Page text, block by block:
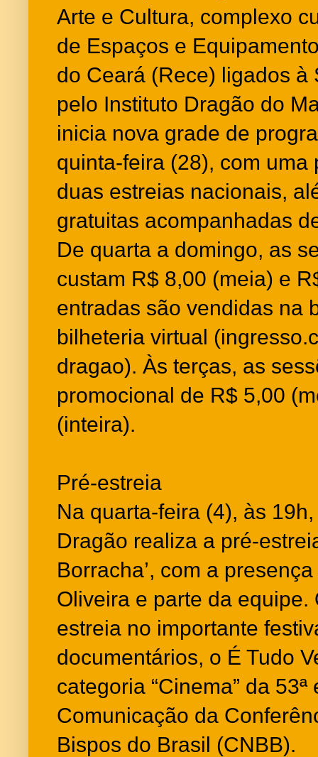
Arte e Cultura, complexo
de Espaços e
do Ceará (Rece) ligados à
pelo Instituto Dragão do
inicia nova grade de
quinta-feira (28), com uma
duas estreias nacionais,
gratuitas acompanhadas
De quarta a domingo, as
custam R$ 8,00 (meia) e
entradas são vendidas na
bilheteria virtual
dragao). Às terças, as
promocional de R$ 5,00
(inteira).
Pré-estreia
Na quarta-feira (4), às
Dragão realiza a pré-
Borracha’, com a
Oliveira e parte da equipe.
estreia no importante
documentários, o É Tudo
categoria “Cinema” da
Comunicação da
Bispos do Brasil (CNBB).